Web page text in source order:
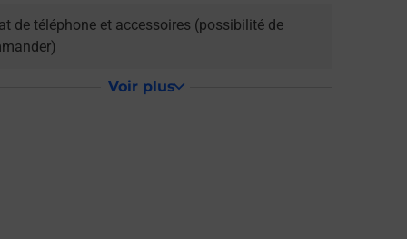
de téléphone et accessoires (possibilité de
Voir plus